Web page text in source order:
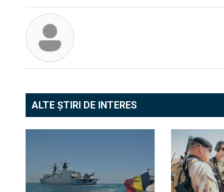
ALTE ȘTIRI DE INTERES